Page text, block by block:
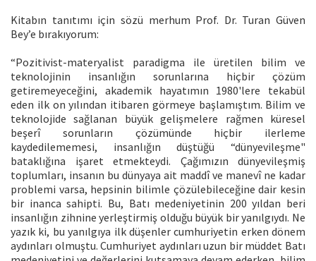
Kitabın tanıtımı için sözü merhum Prof. Dr. Turan Güven
Bey’e bırakıyorum:
“Pozitivist-materyalist paradigma ile üretilen bilim ve
teknolojinin insanlığın sorunlarına hiçbir çözüm
getiremeyeceğini, akademik hayatımın 1980'lere tekabül
eden ilk on yılından itibaren görmeye başlamıştım. Bilim ve
teknolojide sağlanan büyük gelişmelere rağmen küresel
beşerî sorunların çözümünde hiçbir ilerleme
kaydedilememesi, insanlığın düştüğü “dünyevileşme"
bataklığına işaret etmekteydi. Çağımızın dünyevileşmiş
toplumları, insanın bu dünyaya ait maddî ve manevî ne kadar
problemi varsa, hepsinin bilimle çözülebileceğine dair kesin
bir inanca sahipti. Bu, Batı medeniyetinin 200 yıldan beri
insanlığın zihnine yerleştirmiş olduğu büyük bir yanılgıydı. Ne
yazık ki, bu yanılgıya ilk düşenler cumhuriyetin erken dönem
aydınları olmuştu. Cumhuriyet aydınları uzun bir müddet Batı